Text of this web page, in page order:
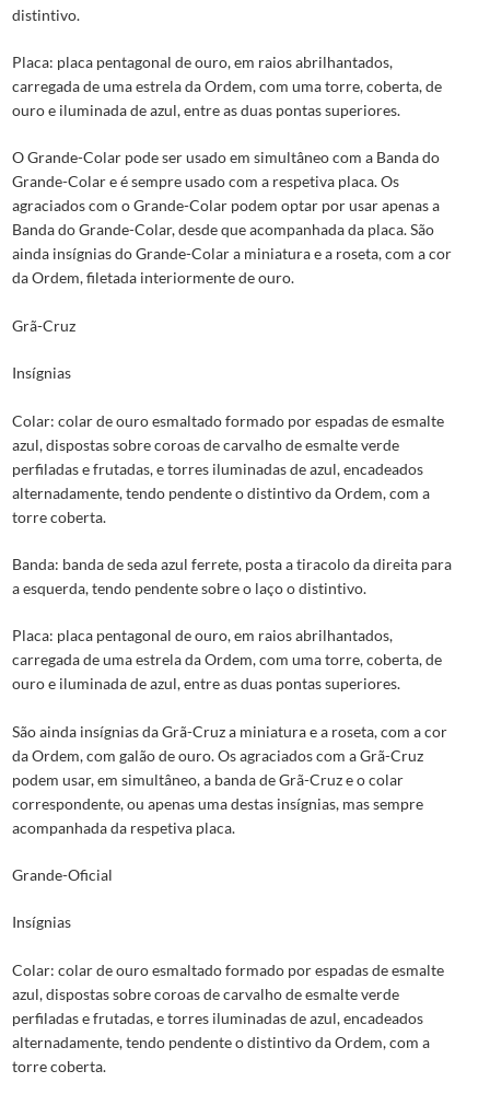
distintivo.
Placa: placa pentagonal de ouro, em raios abrilhantados,
carregada de uma estrela da Ordem, com uma torre, coberta, de
ouro e iluminada de azul, entre as duas pontas superiores.
O Grande-Colar pode ser usado em simultâneo com a Banda do
Grande-Colar e é sempre usado com a respetiva placa. Os
agraciados com o Grande-Colar podem optar por usar apenas a
Banda do Grande-Colar, desde que acompanhada da placa. São
ainda insígnias do Grande-Colar a miniatura e a roseta, com a cor
da Ordem, filetada interiormente de ouro.
Grã-Cruz
Insígnias
Colar: colar de ouro esmaltado formado por espadas de esmalte
azul, dispostas sobre coroas de carvalho de esmalte verde
perfiladas e frutadas, e torres iluminadas de azul, encadeados
alternadamente, tendo pendente o distintivo da Ordem, com a
torre coberta.
Banda: banda de seda azul ferrete, posta a tiracolo da direita para
a esquerda, tendo pendente sobre o laço o distintivo.
Placa: placa pentagonal de ouro, em raios abrilhantados,
carregada de uma estrela da Ordem, com uma torre, coberta, de
ouro e iluminada de azul, entre as duas pontas superiores.
São ainda insígnias da Grã-Cruz a miniatura e a roseta, com a cor
da Ordem, com galão de ouro. Os agraciados com a Grã-Cruz
podem usar, em simultâneo, a banda de Grã-Cruz e o colar
correspondente, ou apenas uma destas insígnias, mas sempre
acompanhada da respetiva placa.
Grande-Oficial
Insígnias
Colar: colar de ouro esmaltado formado por espadas de esmalte
azul, dispostas sobre coroas de carvalho de esmalte verde
perfiladas e frutadas, e torres iluminadas de azul, encadeados
alternadamente, tendo pendente o distintivo da Ordem, com a
torre coberta.